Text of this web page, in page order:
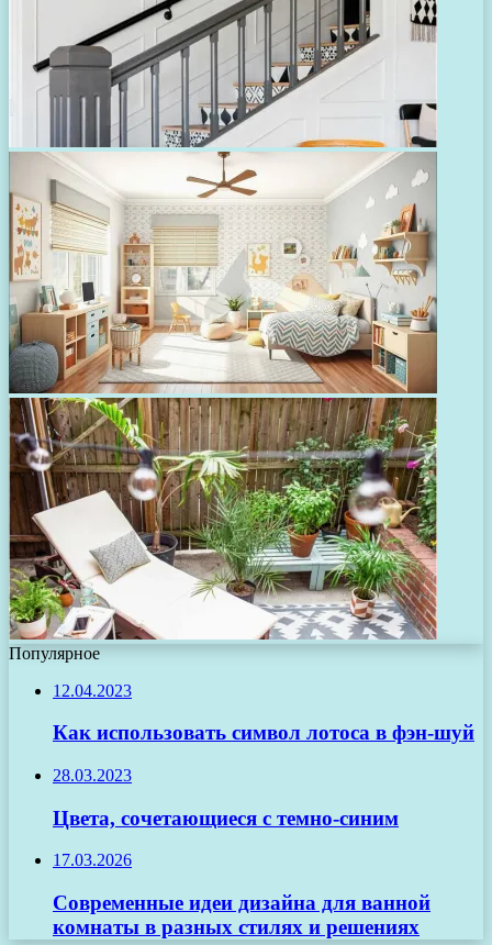
Популярное
12.04.2023
Как использовать символ лотоса в фэн-шуй
28.03.2023
Цвета, сочетающиеся с темно-синим
17.03.2026
Современные идеи дизайна для ванной
комнаты в разных стилях и решениях